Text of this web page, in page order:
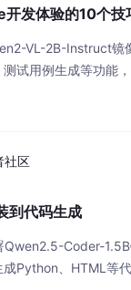
发体验的10个技
VL-2B-Instruct镜
试用例生成等功能
社区
到代码生成
Coder-
Python、HTML等